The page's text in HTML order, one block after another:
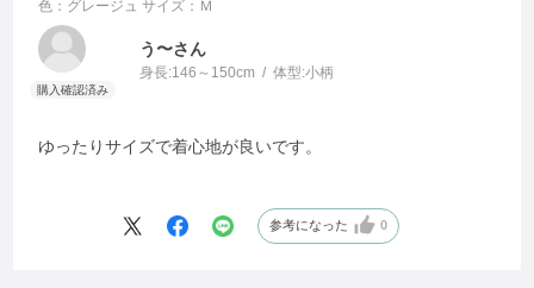
色：グレージュ サイズ：Ｍ
う〜さん
身長:146～150cm 体型:小柄
ゆったりサイズで着心地が良いです。
参考になった 0